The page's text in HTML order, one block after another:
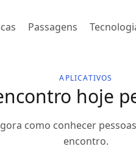
Passagens
APLICATIVOS
hoje
como conhecer
encontro.